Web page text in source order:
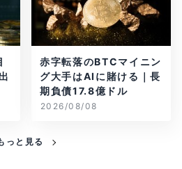
赤字転落のBTCマイニン
グ大手はAIに賭ける｜長
期負債17.8億ドル
2026/08/08
っと見る